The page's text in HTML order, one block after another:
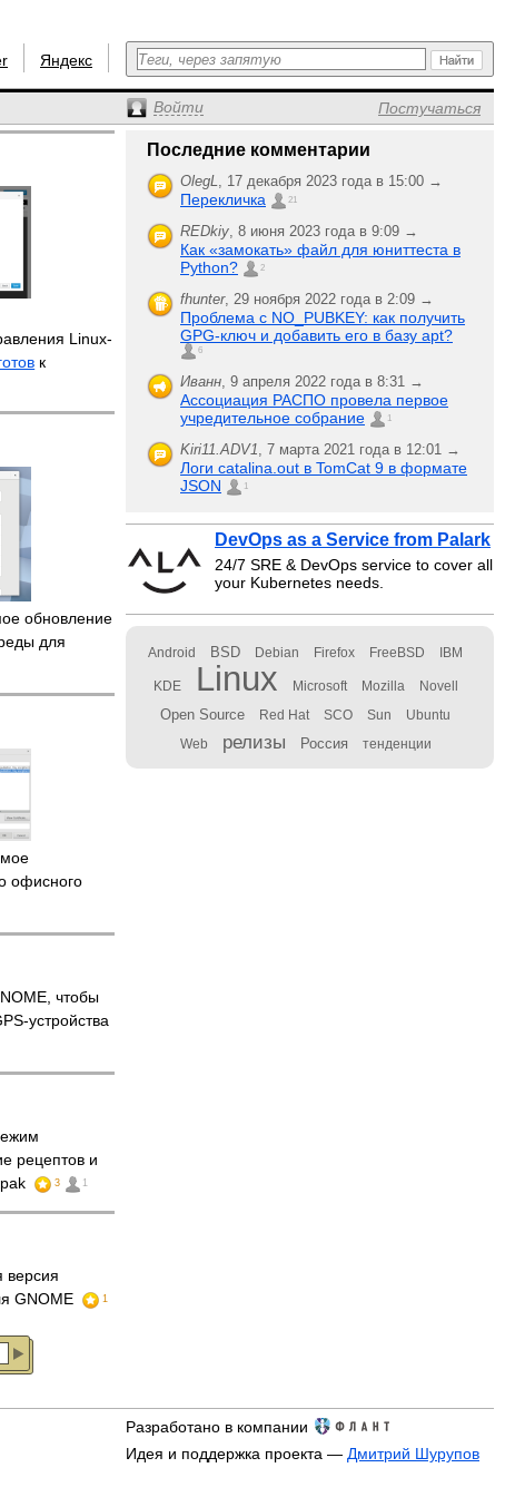
Яндекс
Войти Постучаться
Linux-
к
обновление
для
офисного
чтобы
устройства
рецептов и
3 1
GNOME
1
Последние комментарии
OlegL, 17 декабря 2023 года в 15:00 →
Перекличка 21
REDkiy, 8 июня 2023 года в 9:09 →
Как «замокать» файл для юниттеста в
Python?
2
fhunter, 29 ноября 2022 года в 2:09 →
Проблема с NO_PUBKEY: как получить
GPG-ключ и добавить его в базу apt?
6
Иванн, 9 апреля 2022 года в 8:31 →
Ассоциация РАСПО провела первое
учредительное собрание
1
Kiri11.ADV1, 7 марта 2021 года в 12:01 →
Логи catalina.out в TomCat 9 в формате
JSON
1
DevOps as a Service from Palark
24/7 SRE & DevOps service to cover all
your Kubernetes needs.
Android BSD Debian Firefox FreeBSD IBM
KDE Linux Microsoft Mozilla Novell
Open Source Red Hat SCO Sun Ubuntu
Web релизы Россия тенденции
Разработано в компании
Идея и поддержка проекта — Дмитрий Шурупов